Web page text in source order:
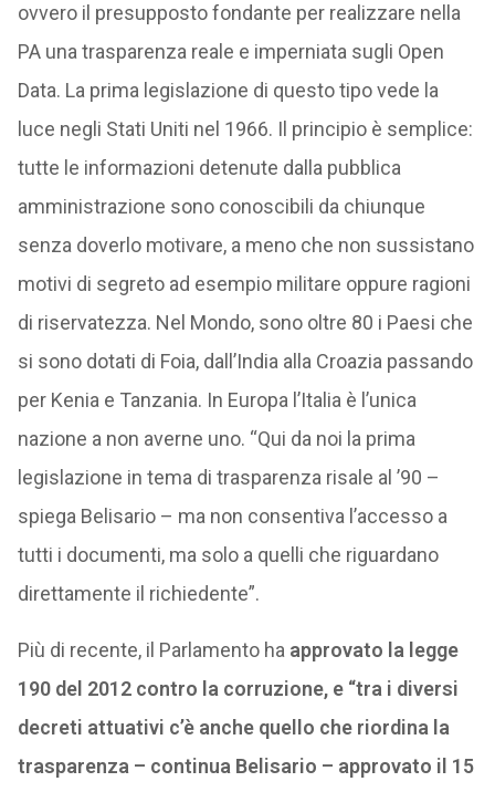
ovvero il presupposto fondante per realizzare nella
PA una trasparenza reale e imperniata sugli Open
Data. La prima legislazione di questo tipo vede la
luce negli Stati Uniti nel 1966. Il principio è semplice:
tutte le informazioni detenute dalla pubblica
amministrazione sono conoscibili da chiunque
senza doverlo motivare, a meno che non sussistano
motivi di segreto ad esempio militare oppure ragioni
di riservatezza. Nel Mondo, sono oltre 80 i Paesi che
si sono dotati di Foia, dall’India alla Croazia passando
per Kenia e Tanzania. In Europa l’Italia è l’unica
nazione a non averne uno. “Qui da noi la prima
legislazione in tema di trasparenza risale al ’90 –
spiega Belisario – ma non consentiva l’accesso a
tutti i documenti, ma solo a quelli che riguardano
direttamente il richiedente”.
Più di recente, il Parlamento ha approvato la legge
190 del 2012 contro la corruzione, e “tra i diversi
decreti attuativi c’è anche quello che riordina la
trasparenza – continua Belisario – approvato il 15